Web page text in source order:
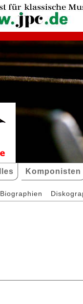
Komponisten
Biographien